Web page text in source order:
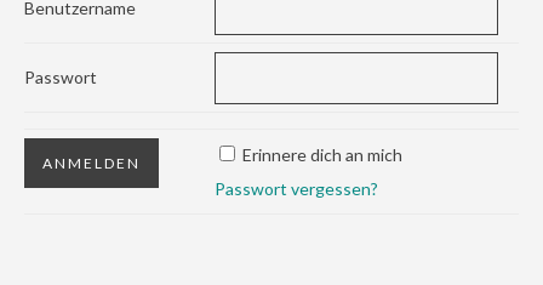
Benutzername
Passwort
Erinnere dich an mich
Passwort vergessen?